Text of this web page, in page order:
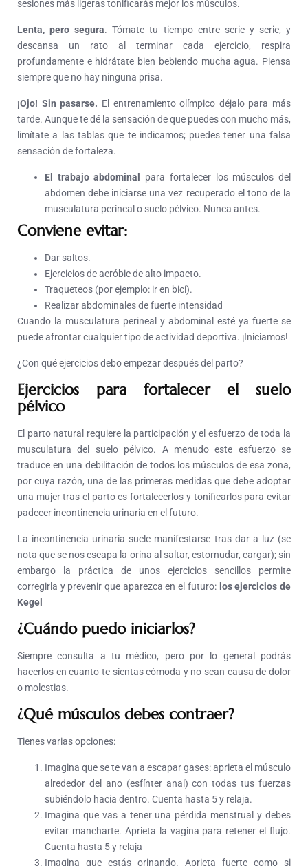
sesiones más ligeras tonificarás mejor los músculos.
Lenta, pero segura. Tómate tu tiempo entre serie y serie, y
descansa un rato al terminar cada ejercicio, respira
profundamente e hidrátate bien bebiendo mucha agua. Piensa
siempre que no hay ninguna prisa.
¡Ojo! Sin pasarse. El entrenamiento olímpico déjalo para más
tarde. Aunque te dé la sensación de que puedes con mucho más,
limítate a las tablas que te indicamos; puedes tener una falsa
sensación de fortaleza.
El trabajo abdominal
para fortalecer los músculos del
abdomen debe iniciarse una vez recuperado el tono de la
musculatura perineal o suelo pélvico. Nunca antes.
Conviene evitar:
Dar saltos.
Ejercicios de aeróbic de alto impacto.
Traqueteos (por ejemplo: ir en bici).
Realizar abdominales de fuerte intensidad
Cuando la musculatura perineal y abdominal esté ya fuerte se
puede afrontar cualquier tipo de actividad deportiva. ¡Iniciamos!
¿Con qué ejercicios debo empezar después del parto?
Ejercicios para fortalecer el suelo
pélvico
El parto natural requiere la participación y el esfuerzo de toda la
musculatura del suelo pélvico. A menudo este esfuerzo se
traduce en una debilitación de todos los músculos de esa zona,
por cuya razón, una de las primeras medidas que debe adoptar
una mujer tras el parto es fortalecerlos y tonificarlos para evitar
padecer incontinencia urinaria en el futuro.
La incontinencia urinaria suele manifestarse tras dar a luz (se
nota que se nos escapa la orina al saltar, estornudar, cargar); sin
embargo la práctica de unos ejercicios sencillos permite
corregirla y prevenir que aparezca en el futuro: los ejercicios de
Kegel
¿Cuándo puedo iniciarlos?
Siempre consulta a tu médico, pero por lo general podrás
hacerlos en cuanto te sientas cómoda y no sean causa de dolor
o molestias.
¿Qué músculos debes contraer?
Tienes varias opciones:
Imagina que se te van a escapar gases: aprieta el músculo
alrededor del ano (esfínter anal) con todas tus fuerzas
subiéndolo hacia dentro. Cuenta hasta 5 y relaja.
Imagina que vas a tener una pérdida menstrual y debes
evitar mancharte. Aprieta la vagina para retener el flujo.
Cuenta hasta 5 y relaja
Imagina que estás orinando. Aprieta fuerte como si